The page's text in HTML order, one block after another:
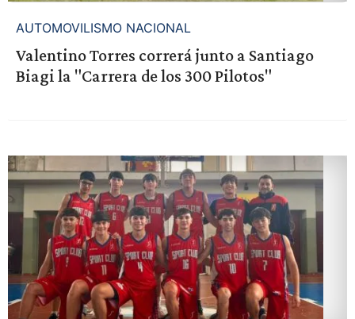
AUTOMOVILISMO NACIONAL
Valentino Torres correrá junto a Santiago
Biagi la "Carrera de los 300 Pilotos"